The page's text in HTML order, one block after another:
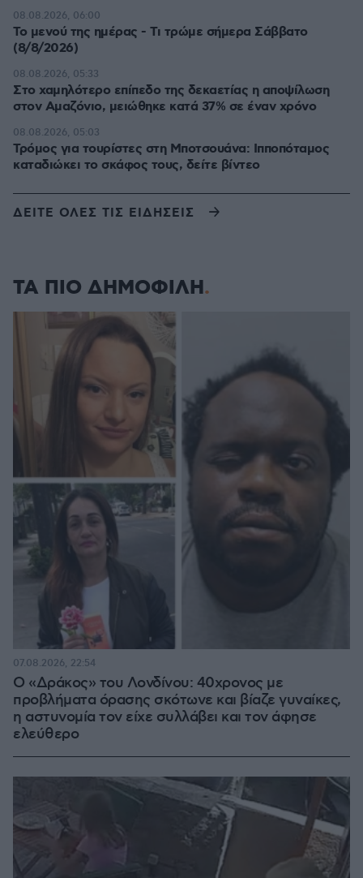
Το μενού της ημέρας - Τι τρώμε σήμερα Σάββατο
(8/8/2026)
08.08.2026, 06:00
Στο χαμηλότερο επίπεδο της δεκαετίας η αποψίλωση
στον Αμαζόνιο, μειώθηκε κατά 37% σε έναν χρόνο
08.08.2026, 05:33
Τρόμος για τουρίστες στη Μποτσουάνα: Ιπποπόταμος
καταδιώκει το σκάφος τους, δείτε βίντεο
08.08.2026, 05:03
ΔΕΙΤΕ ΟΛΕΣ ΤΙΣ ΕΙΔΗΣΕΙΣ
ΤΑ ΠΙΟ ΔΗΜΟΦΙΛΗ
Ο «Δράκος» του Λονδίνου: 40χρονος με
προβλήματα όρασης σκότωνε και βίαζε γυναίκες,
η αστυνομία τον είχε συλλάβει και τον άφησε
ελεύθερο
07.08.2026, 22:54